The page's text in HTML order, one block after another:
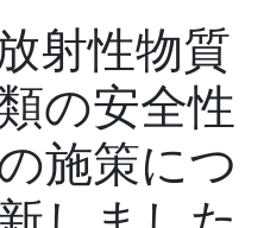
射性物質
の安全性
施策につ